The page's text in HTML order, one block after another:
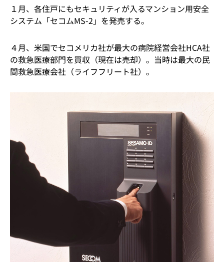
１月、各住戸にもセキュリティが入るマンション用安全
システム「セコムMS-2」を発売する。
４月、米国でセコメリカ社が最大の病院経営会社HCA社
の救急医療部門を買収（現在は売却）。当時は最大の民
間救急医療会社（ライフフリート社）。